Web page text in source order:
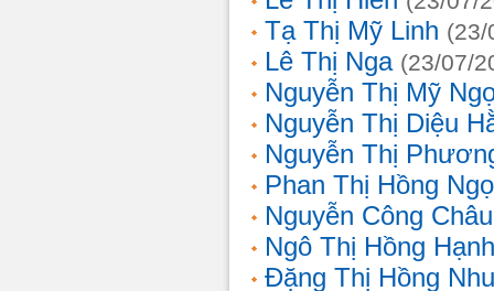
Tạ Thị Mỹ Linh (23/
Lê Thị Nga (23/07/
Nguyễn Thị Mỹ
Nguyễn Thị Diệu
Nguyễn Thị
Phan Thị Hồng
Nguyễn Công Châu
Ngô Thị Hồng Hạnh
Đặng Thị Hồng